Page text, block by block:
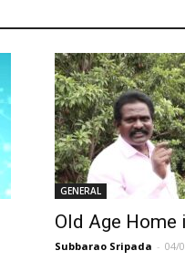
GENERAL
Old Age Home
Subbarao Sripada - 04/